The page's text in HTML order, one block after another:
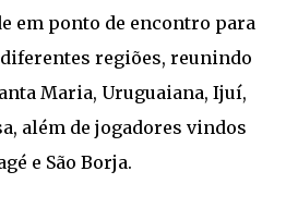
em ponto de encontro para
regiões, reunindo
Maria, Uruguaiana, Ijuí,
além de jogadores vindos
e São Borja.